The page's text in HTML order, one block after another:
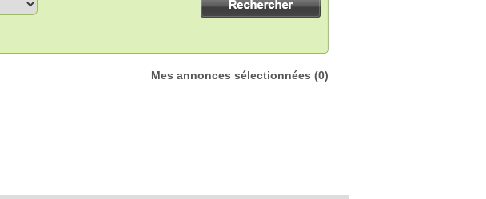
Mes annonces sélectionnées (0)